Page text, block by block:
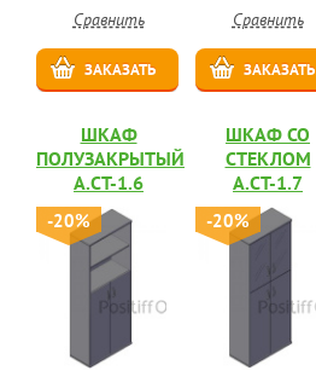
Сравнить
ЗАКАЗАТЬ
Сравнить
ЗАКАЗАТЬ
ШКАФ
ПОЛУЗАКРЫТЫЙ
А.СТ-1.6
-20%
ШКАФ СО
СТЕКЛОМ
А.СТ-1.7
-20%